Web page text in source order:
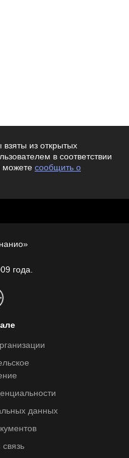
из открытых
в соответствии
можете сообщить о
года.
данных